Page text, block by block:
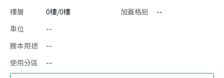
樓層
0樓/0樓 加蓋格局
--
車位
--
謄本用途
--
使用分區
--